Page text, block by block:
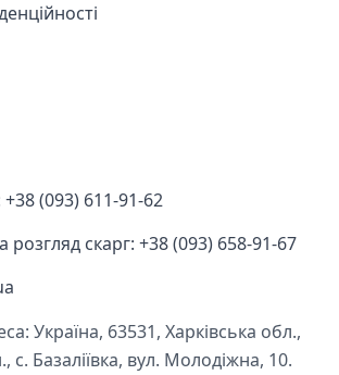
+38 (093) 611-91-62
розгляд скарг: +38 (093) 658-91-67
Україна, 63531, Харківська обл.,
с. Базаліївка, вул. Молодіжна, 10.